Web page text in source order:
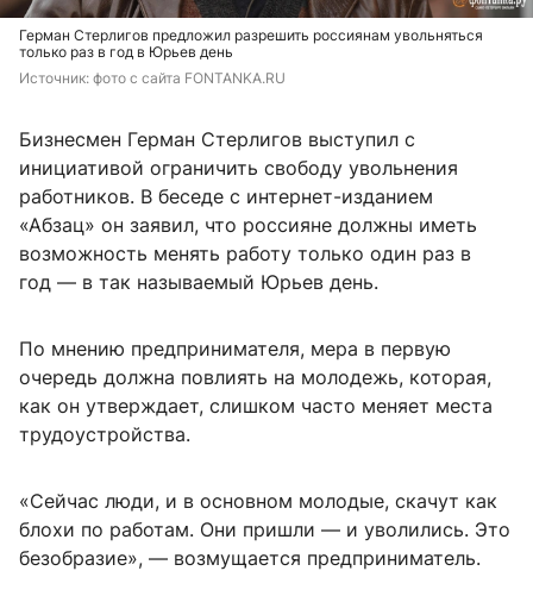
Герман Стерлигов предложил разрешить россиянам увольняться
только раз в год в Юрьев день
Источник: фото с сайта FONTANKA.RU
Бизнесмен Герман Стерлигов выступил с
инициативой ограничить свободу увольнения
работников. В беседе с интернет-изданием
«Абзац» он заявил, что россияне должны иметь
возможность менять работу только один раз в
год — в так называемый Юрьев день.
По мнению предпринимателя, мера в первую
очередь должна повлиять на молодежь, которая,
как он утверждает, слишком часто меняет места
трудоустройства.
«Сейчас люди, и в основном молодые, скачут как
блохи по работам. Они пришли — и уволились. Это
безобразие», — возмущается предприниматель.